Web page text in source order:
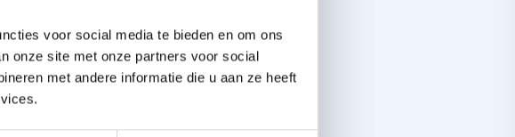
voor social media te bieden en om ons
onze site met onze partners voor social
met andere informatie die u aan ze heeft